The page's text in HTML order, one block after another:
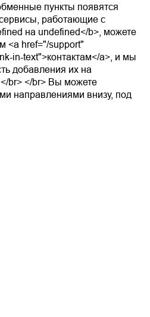
пункты появятся
работающие с
на undefined</b>, можете
<a href="/support"
in-text">контактам</a>, и мы
добавления их на
br> </br> Вы можете
направлениями внизу, под